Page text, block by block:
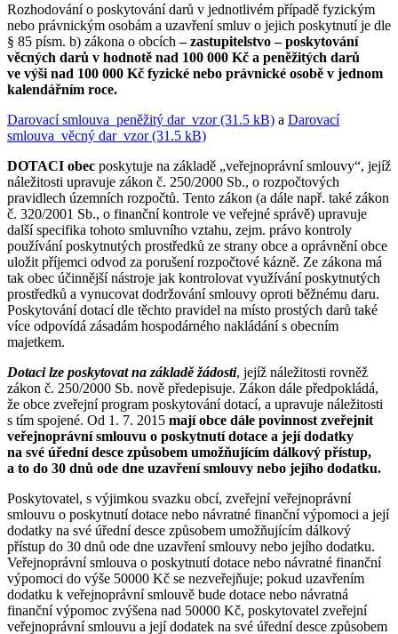
Rozhodování o poskytování darů v jednotlivém případě fyzickým
nebo právnickým osobám a uzavření smluv o jejich poskytnutí je dle
§ 85 písm. b) zákona o obcích– zastupitelstvo –poskytování
věcných darů v hodnotě nad 100 000 Kč a peněžitých darů
ve výši nad 100 000 Kč fyzické nebo právnické osobě v jednom
kalendářním roce.
Darovací smlouva_peněžitý dar_vzor (31.5 kB) a Darovací
smlouva_věcný dar_vzor (31.5 kB)
DOTACI obec poskytuje na základě „veřejnoprávní smlouvy“, jejíž
náležitosti upravuje zákon č. 250/2000 Sb., o rozpočtových
pravidlech územních rozpočtů. Tento zákon (a dále např. také zákon
č. 320/2001 Sb., o finanční kontrole ve veřejné správě) upravuje
další specifika tohoto smluvního vztahu, zejm. právo kontroly
používání poskytnutých prostředků ze strany obce a oprávnění obce
uložit příjemci odvod za porušení rozpočtové kázně. Ze zákona má
tak obec účinnější nástroje jak kontrolovat využívání poskytnutých
prostředků a vynucovat dodržování smlouvy oproti běžnému daru.
Poskytování dotací dle těchto pravidel na místo prostých darů také
více odpovídá zásadám hospodárného nakládání s obecním
majetkem.
Dotaci lze poskytovat na základě žádosti, jejíž náležitosti rovněž
zákon č. 250/2000 Sb. nově předepisuje. Zákon dále předpokládá,
že obce zveřejní program poskytování dotací, a upravuje náležitosti
s tím spojené. Od 1. 7. 2015 mají obce dále povinnost zveřejnit
veřejnoprávní smlouvu o poskytnutí dotace a její dodatky
na své úřední desce způsobem umožňujícím dálkový přístup,
a to do 30 dnů ode dne uzavření smlouvy nebo jejího dodatku.
Poskytovatel, s výjimkou svazku obcí, zveřejní veřejnoprávní
smlouvu o poskytnutí dotace nebo návratné finanční výpomoci a její
dodatky na své úřední desce způsobem umožňujícím dálkový
přístup do 30 dnů ode dne uzavření smlouvy nebo jejího dodatku.
Veřejnoprávní smlouva o poskytnutí dotace nebo návratné finanční
výpomoci do výše 50000 Kč se nezveřejňuje; pokud uzavřením
dodatku k veřejnoprávní smlouvě bude dotace nebo návratná
finanční výpomoc zvýšena nad 50000 Kč, poskytovatel zveřejní
veřejnoprávní smlouvu a její dodatek na své úřední desce způsobem